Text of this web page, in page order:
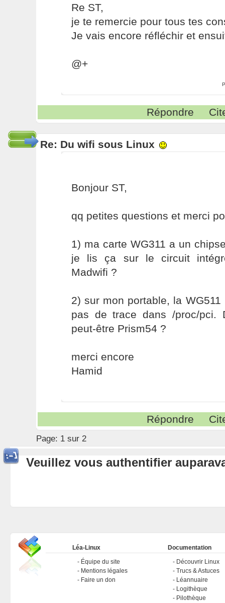
Re ST,
je te remercie pour tous tes
Je vais encore réfléchir et
@+
Répondre
Re: Du wifi sous Linux
Bonjour ST,
qq petites questions et merci
1) ma carte WG311 a un
je lis ça sur le circuit
Madwifi ?
2) sur mon portable, la
pas de trace dans /proc/pci.
peut-être Prism54 ?
merci encore
Hamid
Répondre
Page: 1 sur 2
Veuillez vous authentifier
Léa-Linux
Équipe du site
Mentions légales
Faire un don
Documentation
Découvrir Linux
Trucs & Astuces
Léannuaire
Logithèque
Pilothèque